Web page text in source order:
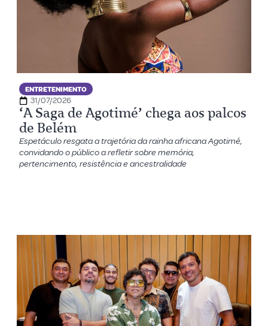
ENTRETENIMENTO
31/07/2026
‘A Saga de Agotimé’ chega aos palcos
de Belém
Espetáculo resgata a trajetória da rainha africana Agotimé,
convidando o público a refletir sobre memória,
pertencimento, resistência e ancestralidade